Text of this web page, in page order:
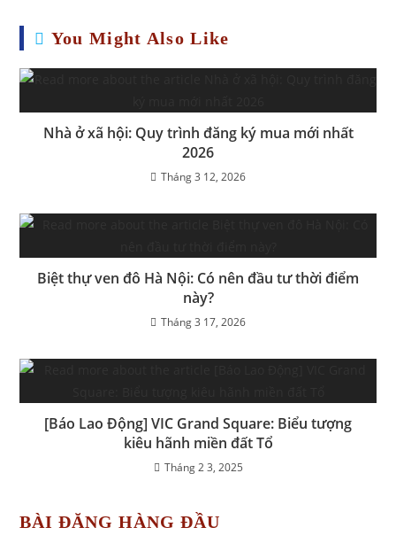
You Might Also Like
Nhà ở xã hội: Quy trình đăng ký mua mới nhất
2026
Tháng 3 12, 2026
Biệt thự ven đô Hà Nội: Có nên đầu tư thời điểm
này?
Tháng 3 17, 2026
[Báo Lao Động] VIC Grand Square: Biểu tượng
kiêu hãnh miền đất Tổ
Tháng 2 3, 2025
BÀI ĐĂNG HÀNG ĐẦU